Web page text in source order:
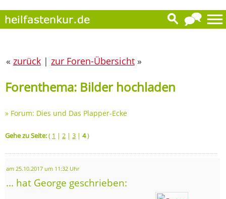
« zurück | zur Foren-Übersicht »
Forenthema: Bilder hochladen
» Forum: Dies und Das Plapper-Ecke
Gehe zu Seite:( 1 | 2 | 3 | 4)
am 25.10.2017 um 11:32 Uhr
... hat George geschrieben: